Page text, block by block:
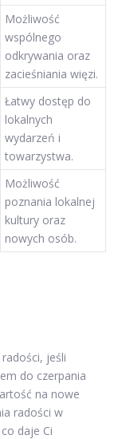
Możliwość
wspólnego
odkrywania oraz
zacieśniania więzi.
Łatwy dostęp do
lokalnych
wydarzeń i
towarzystwa.
Możliwość
poznania lokalnej
kultury oraz
nowych osób.
jeśli
do czerpania
na nowe
radości w
daje Ci